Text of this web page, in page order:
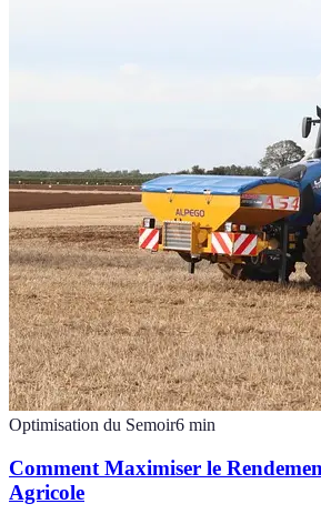
Optimisation du Semoir6 min
Comment Maximiser le
Agricole